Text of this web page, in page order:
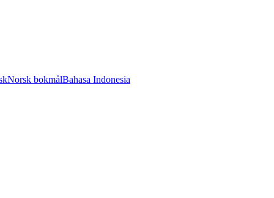
Norsk bokmålBahasa Indonesia